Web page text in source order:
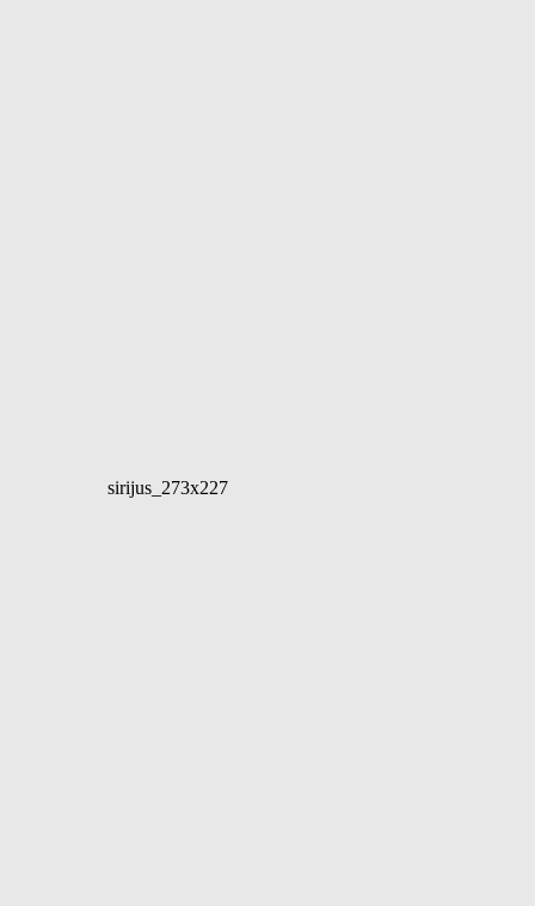
sirijus_273x227